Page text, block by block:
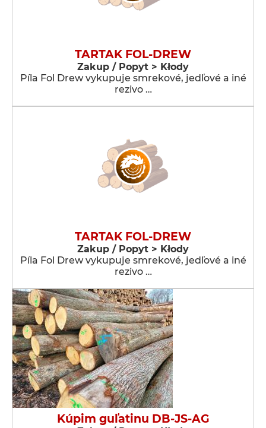
TARTAK FOL-DREW
Zakup / Popyt > Kłody
Píla Fol Drew vykupuje smrekové, jedľové a iné
rezivo …
TARTAK FOL-DREW
Zakup / Popyt > Kłody
Píla Fol Drew vykupuje smrekové, jedľové a iné
rezivo …
Kúpim guľatinu DB-JS-AG